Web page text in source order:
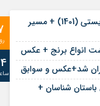
نقشه گردشگری مازندران و جاذبه های توریستی (1401) + مسیر
انواع برنج + عکس
شد+عکس و سوابق
شناسان +